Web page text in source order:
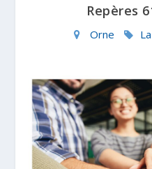
Repères
Orne